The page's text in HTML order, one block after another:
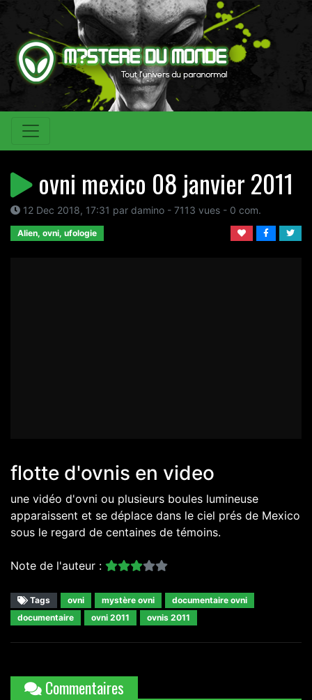
ovni mexico 08 janvier 2011
12 Dec 2018, 17:31 par damino - 7113 vues - 0 com.
Alien, ovni, ufologie
flotte d'ovnis en video
une vidéo d'ovni ou plusieurs boules lumineuse
apparaissent et se déplace dans le ciel prés de Mexico
sous le regard de centaines de témoins.
Note de l'auteur :
Tags ovni mystère ovni
documentaire ovni
documentaire
ovni 2011 ovnis 2011
Commentaires